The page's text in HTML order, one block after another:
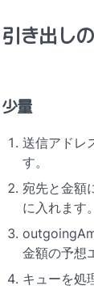
引き出し
少量
送信アドレ
す。
宛先と金額
に入れます。
金額の予想
キューを処